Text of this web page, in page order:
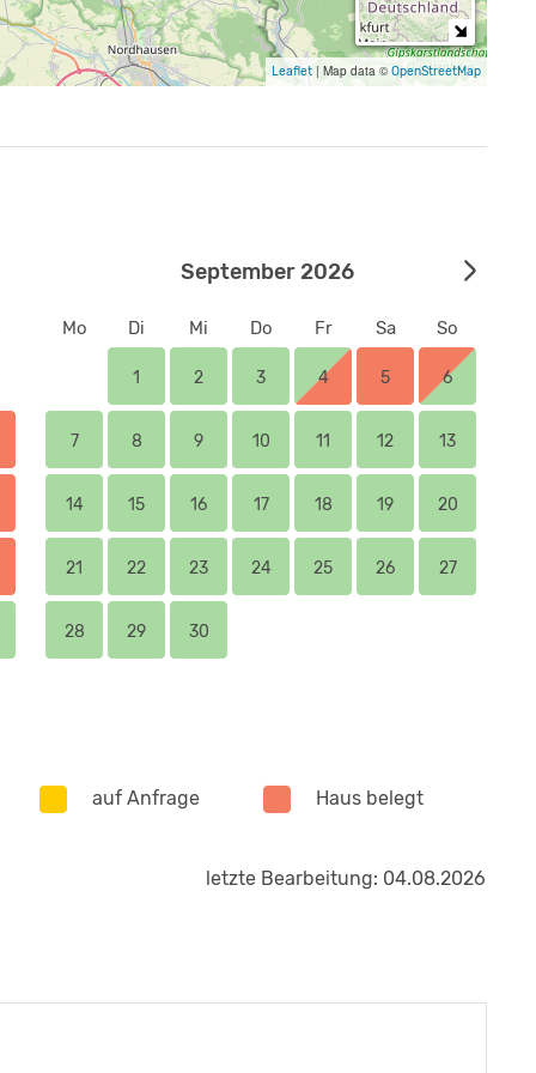
mit Wiesen- und WaldflächeLeaflet | Map data ©OpenStreetMap
September 2026
Mo Di Mi Do Fr Sa So
1 2 3 4 5 6
7 8 9 10 11 12 13
14 15 16 17 18 19 20
21 22 23 24 25 26 27
28 29 30
auf Anfrage Haus belegt
letzte Bearbeitung: 04.08.2026